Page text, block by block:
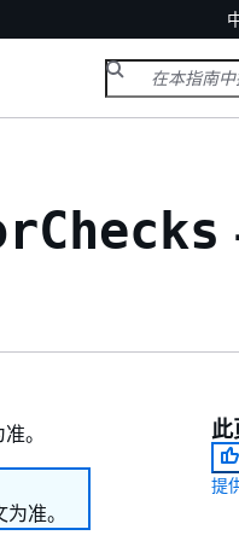
。
准。
此
提